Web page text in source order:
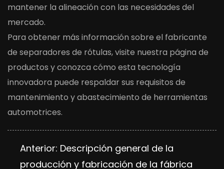
mantener la alineación con las necesidades del
mercado.
Para obtener más información sobre el fabricante
de separadores de rótulas, visite nuestra página de
productos y conozca cómo esta tecnología
innovadora puede respaldar sus requisitos de
mantenimiento y abastecimiento de herramientas
automotrices.
Anterior: Descripción general de la
producción y fabricación de la fábrica